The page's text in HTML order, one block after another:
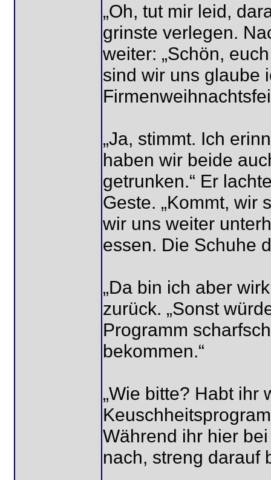
„Oh, tut mir leid,
grinste verlegen.
weiter: „Schön,
sind wir uns glaube
„Ja, stimmt. Ich
haben wir beide
getrunken.“ Er
Geste. „Kommt, wir
wir uns weiter
essen. Die Schuhe
„Da bin ich aber
zurück. „Sonst
Programm
bekommen.“
„Wie bitte? Habt ihr
Während ihr hier
nach, streng darauf